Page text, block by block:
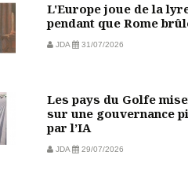
L'Europe joue de la
pendant que Rome
JDA 31/07/2026
Les pays du Golfe
sur une gouvernance
par l’IA
JDA 29/07/2026